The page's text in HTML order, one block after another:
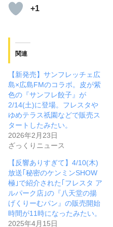
+1
関連
【新発売】サンフレッチェ広
島×広島FMのコラボ。皮が紫
色の『サンフレ餃子』が
2/14(土)に登場。フレスタや
ゆめテラス祇園などで販売ス
タートしたみたい。
2026年2月23日
ざっくりニュース
【反響ありすぎて】4/10(木)
放送｢秘密のケンミンSHOW
極｣で紹介された｢フレスタ ア
ルパーク店｣の『八天堂の揚
げくりーむパン』の販売開始
時間が11時になったみたい。
2025年4月15日